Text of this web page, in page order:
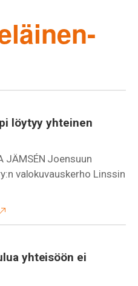
löytyy yhteinen
JÄMSÉN Joensuun
valokuvauskerho Linssin
yhteisöön ei